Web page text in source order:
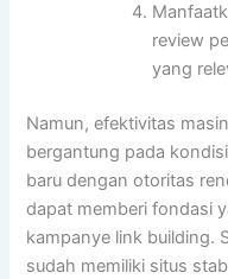
review
yang
Namun, efektivitas
bergantung pada
baru dengan otoritas
dapat memberi fondasi
kampanye link building.
sudah memiliki situs